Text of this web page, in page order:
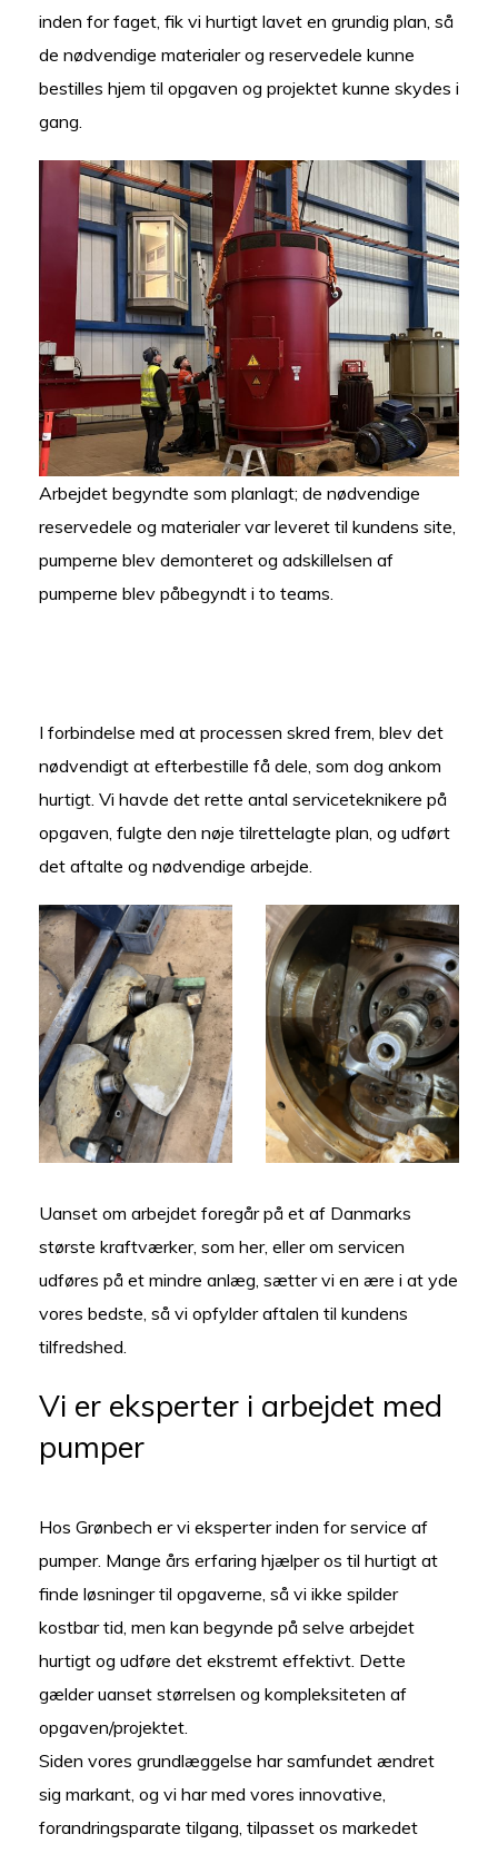
inden for faget, fik vi hurtigt lavet en grundig plan, så
de nødvendige materialer og reservedele kunne
bestilles hjem til opgaven og projektet kunne skydes i
gang.
Arbejdet begyndte som planlagt; de nødvendige
reservedele og materialer var leveret til kundens site,
pumperne blev demonteret og adskillelsen af
pumperne blev påbegyndt i to teams.
I forbindelse med at processen skred frem, blev det
nødvendigt at efterbestille få dele, som dog ankom
hurtigt. Vi havde det rette antal serviceteknikere på
opgaven, fulgte den nøje tilrettelagte plan, og udført
det aftalte og nødvendige arbejde.
Uanset om arbejdet foregår på et af Danmarks
største kraftværker, som her, eller om servicen
udføres på et mindre anlæg, sætter vi en ære i at yde
vores bedste, så vi opfylder aftalen til kundens
tilfredshed.
Vi er eksperter i arbejdet med
pumper
Hos Grønbech er vi eksperter inden for service af
pumper. Mange års erfaring hjælper os til hurtigt at
finde løsninger til opgaverne, så vi ikke spilder
kostbar tid, men kan begynde på selve arbejdet
hurtigt og udføre det ekstremt effektivt. Dette
gælder uanset størrelsen og kompleksiteten af
opgaven/projektet.
Siden vores grundlæggelse har samfundet ændret
sig markant, og vi har med vores innovative,
forandringsparate tilgang, tilpasset os markedet